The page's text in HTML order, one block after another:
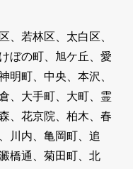
、若林区、太白区、
ぼの町、旭ケ丘、愛
明町、中央、本沢、
、大手町、大町、霊
、花京院、柏木、春
川内、亀岡町、追
橋通、菊田町、北